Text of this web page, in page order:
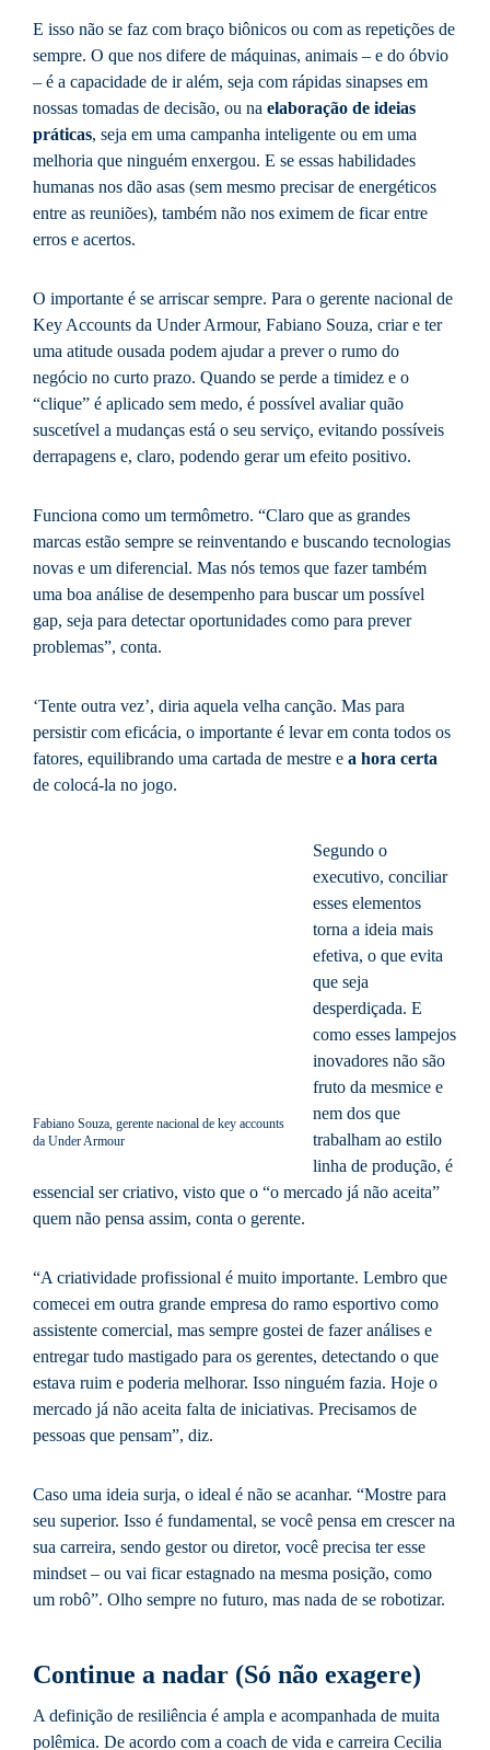
E isso não se faz com braço biônicos ou com as repetições de
sempre. O que nos difere de máquinas, animais – e do óbvio
– é a capacidade de ir além, seja com rápidas sinapses em
nossas tomadas de decisão, ou na elaboração de ideias
práticas, seja em uma campanha inteligente ou em uma
melhoria que ninguém enxergou. E se essas habilidades
humanas nos dão asas (sem mesmo precisar de energéticos
entre as reuniões), também não nos eximem de ficar entre
erros e acertos.
O importante é se arriscar sempre. Para o gerente nacional de
Key Accounts da Under Armour, Fabiano Souza, criar e ter
uma atitude ousada podem ajudar a prever o rumo do
negócio no curto prazo. Quando se perde a timidez e o
“clique” é aplicado sem medo, é possível avaliar quão
suscetível a mudanças está o seu serviço, evitando possíveis
derrapagens e, claro, podendo gerar um efeito positivo.
Funciona como um termômetro. “Claro que as grandes
marcas estão sempre se reinventando e buscando tecnologias
novas e um diferencial. Mas nós temos que fazer também
uma boa análise de desempenho para buscar um possível
gap, seja para detectar oportunidades como para prever
problemas”, conta.
‘Tente outra vez’, diria aquela velha canção. Mas para
persistir com eficácia, o importante é levar em conta todos os
fatores, equilibrando uma cartada de mestre e a hora certa
de colocá-la no jogo.
Fabiano Souza, gerente nacional de key accounts
da Under Armour
Segundo o
executivo, conciliar
esses elementos
torna a ideia mais
efetiva, o que evita
que seja
desperdiçada. E
como esses lampejos
inovadores não são
fruto da mesmice e
nem dos que
trabalham ao estilo
linha de produção, é
essencial ser criativo, visto que o “o mercado já não aceita”
quem não pensa assim, conta o gerente.
“A criatividade profissional é muito importante. Lembro que
comecei em outra grande empresa do ramo esportivo como
assistente comercial, mas sempre gostei de fazer análises e
entregar tudo mastigado para os gerentes, detectando o que
estava ruim e poderia melhorar. Isso ninguém fazia. Hoje o
mercado já não aceita falta de iniciativas. Precisamos de
pessoas que pensam”, diz.
Caso uma ideia surja, o ideal é não se acanhar. “Mostre para
seu superior. Isso é fundamental, se você pensa em crescer na
sua carreira, sendo gestor ou diretor, você precisa ter esse
mindset – ou vai ficar estagnado na mesma posição, como
um robô”. Olho sempre no futuro, mas nada de se robotizar.
Continue a nadar (Só não exagere)
A definição de resiliência é ampla e acompanhada de muita
polêmica. De acordo com a coach de vida e carreira Cecilia